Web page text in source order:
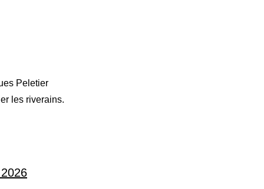
Peletier
les riverains.